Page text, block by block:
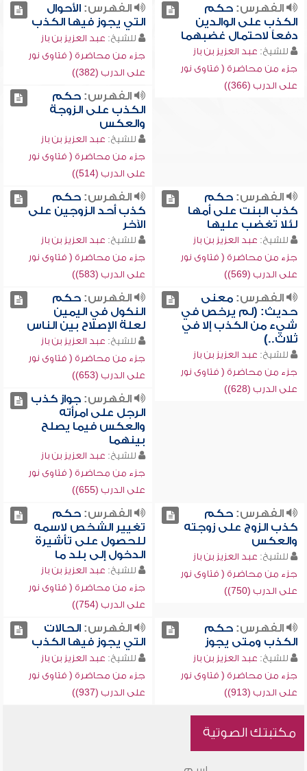
الفهرس:حكم
الكذب على الوالدين
دفعاً لاحتمال غضبهما
للشيخ: عبد العزيز بن باز
جزء من محاضرة ( فتاوى نور
على الدرب (366))
الفهرس:الأحوال
التي يجوز فيها الكذب
للشيخ: عبد العزيز بن باز
جزء من محاضرة ( فتاوى نور
على الدرب (382))
الفهرس:حكم
الكذب على الزوجة
والعكس
للشيخ: عبد العزيز بن باز
جزء من محاضرة ( فتاوى نور
على الدرب (514))
الفهرس:حكم
كذب البنت على أمها
لئلا تغضب عليها
للشيخ: عبد العزيز بن باز
جزء من محاضرة ( فتاوى نور
على الدرب (569))
الفهرس:حكم
كذب أحد الزوجين على
الآخر
للشيخ: عبد العزيز بن باز
جزء من محاضرة ( فتاوى نور
على الدرب (583))
الفهرس:معنى
حديث: (لم يرخص في
شيء من الكذب إلا في
ثلاث..)
للشيخ: عبد العزيز بن باز
جزء من محاضرة ( فتاوى نور
على الدرب (628))
الفهرس:حكم
النكول في اليمين
لعلة الإصلاح بين الناس
للشيخ: عبد العزيز بن باز
جزء من محاضرة ( فتاوى نور
على الدرب (653))
الفهرس:جواز كذب
الرجل على امرأته
والعكس فيما يصلح
بينهما
للشيخ: عبد العزيز بن باز
جزء من محاضرة ( فتاوى نور
على الدرب (655))
الفهرس:حكم
كذب الزوج على زوجته
والعكس
للشيخ: عبد العزيز بن باز
جزء من محاضرة ( فتاوى نور
على الدرب (750))
الفهرس:حكم
تغيير الشخص لاسمه
للحصول على تأشيرة
الدخول إلى بلد ما
للشيخ: عبد العزيز بن باز
جزء من محاضرة ( فتاوى نور
على الدرب (754))
الفهرس:حكم
الكذب ومتى يجوز
للشيخ: عبد العزيز بن باز
جزء من محاضرة ( فتاوى نور
على الدرب (913))
الفهرس:الحالات
التي يجوز فيها الكذب
للشيخ: عبد العزيز بن باز
جزء من محاضرة ( فتاوى نور
على الدرب (937))
مكتبتك الصوتية